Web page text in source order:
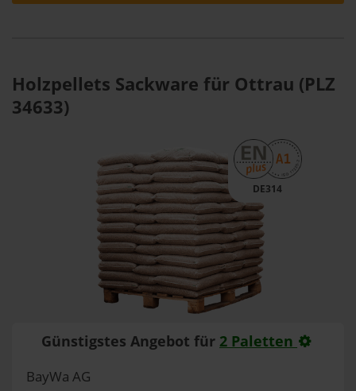
Holzpellets Sackware für Ottrau (PLZ
34633)
DE314
Günstigstes Angebot für 2 Paletten
BayWa AG